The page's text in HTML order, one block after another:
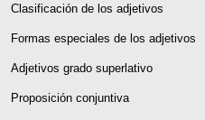
Clasificación de los adjetivos
Formas especiales de los adjetivos
Adjetivos grado superlativo
Proposición conjuntiva